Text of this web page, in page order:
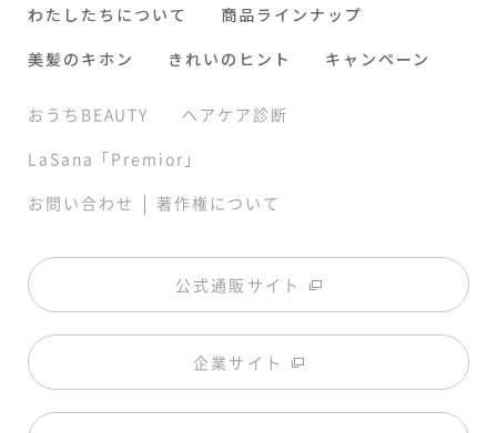
わたしたちについて
商品ラインナップ
美髪のキホン
きれいのヒント キャンペーン
おうちBEAUTY
ヘアケア診断
LaSana「Premior」
お問い合わせ | 著作権について
公式通販サイト
企業サイト